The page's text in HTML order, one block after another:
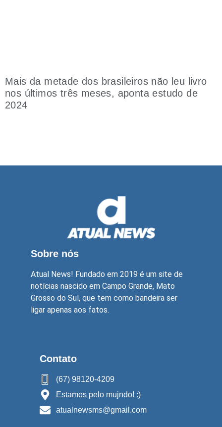
Mais da metade dos brasileiros não leu livro
nos últimos três meses, aponta estudo de
2024
Sobre nós
Atual News! Fundado em 2019 é um site de
notícias nascido em Campo Grande, Mato
Grosso do Sul, que tem como bandeira ser
ligar apenas aos fatos.
Contato
(67) 98120-4209
Estamos pelo mujndo! :)
atualnewsms@gmail.com